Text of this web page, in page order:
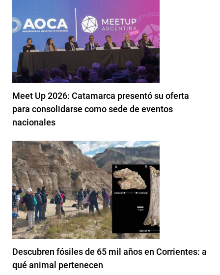
Meet Up 2026: Catamarca presentó su oferta
para consolidarse como sede de eventos
nacionales
Descubren fósiles de 65 mil años en Corrientes: a
qué animal pertenecen